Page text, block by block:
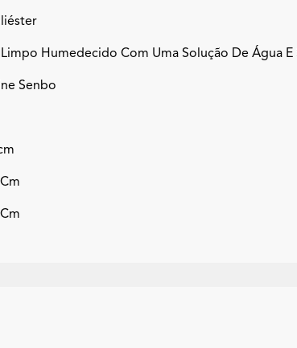
Limpo Humedecido Com Uma Solução De Água
Senbo